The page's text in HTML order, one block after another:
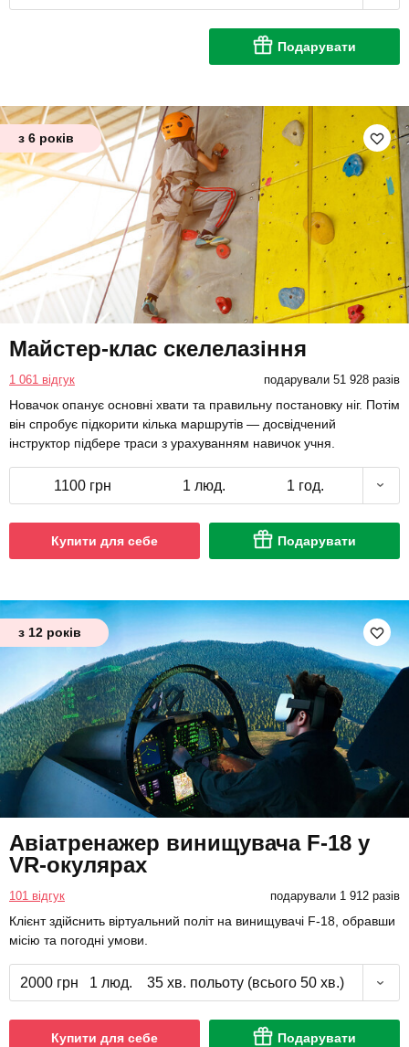
Подарувати
з 6 років
Майстер-клас скелелазіння
1 061 відгук подарували 51 928 разів
Новачок опанує основні хвати та правильну постановку ніг. Потім
він спробує підкорити кілька маршрутів — досвідчений
інструктор підбере траси з урахуванням навичок учня.
1100 грн 1 люд. 1 год.
Купити для себе Подарувати
з 12 років
Авіатренажер винищувача F-18 у
VR-окулярах
101 відгук подарували 1 912 разів
Клієнт здійснить віртуальний політ на винищувачі F-18, обравши
місію та погодні умови.
2000 грн 1 люд. 35 хв. польоту (всього 50 хв.)
Купити для себе Подарувати